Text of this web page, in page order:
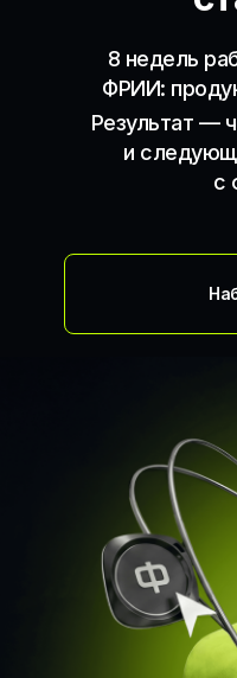
8 недель
ФРИИ:
Результат —
и
с